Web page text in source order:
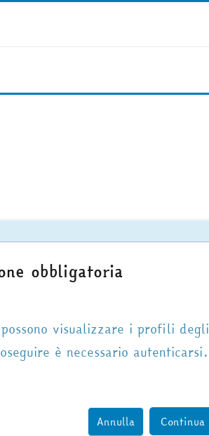
obbligatoria
visualizzare i profili degli
è necessario autenticarsi.
Annulla Continua